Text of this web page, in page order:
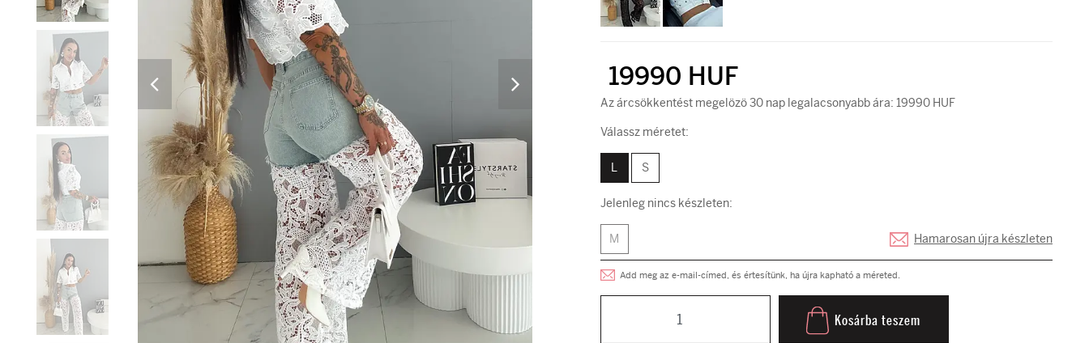
19990 HUF
Az árcsökkentést megelözö 30 nap legalacsonyabb ára: 19990 HUF
Válassz méretet:
L S
Jelenleg nincs készleten:
M Hamarosan újra készleten
Add meg az e-mail-címed, és értesítünk, ha újra kapható a méreted.
Kosárba teszem